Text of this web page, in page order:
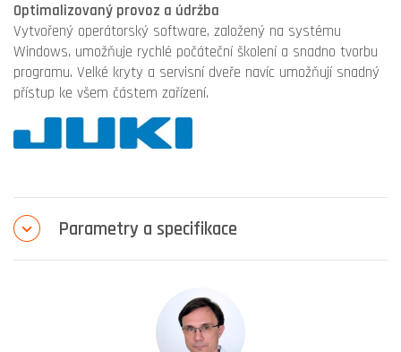
Optimalizovaný provoz a údržba
Vytvořený operátorský software, založený na systému
Windows, umožňuje rychlé počáteční školení a snadno tvorbu
programu. Velké kryty a servisní dveře navíc umožňují snadný
přístup ke všem částem zařízení.
Parametry a specifikace